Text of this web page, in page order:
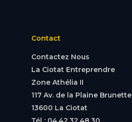
Contact
Contactez Nous
La Ciotat Entreprendre
Zone Athélia II
117 Av. de la Plaine Brunette
13600 La Ciotat